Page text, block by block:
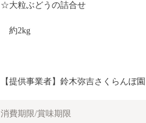
☆大粒ぶどうの詰合せ
約2kg
【提供事業者】鈴木弥吉さくらんぼ
消費期限/賞味期限